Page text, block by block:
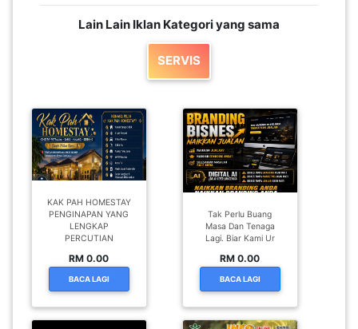
Lain Lain Iklan Kategori yang sama
SERVIS
KAK PAH HOMESTAY
PENGINAPAN YANG
LENGKAP
PERCUTIAN
RM 0.00
BACA LAGI
Tak Perlu Buang
Masa Dan Tenaga
Lagi. Biar Kami Ur
RM 0.00
BACA LAGI